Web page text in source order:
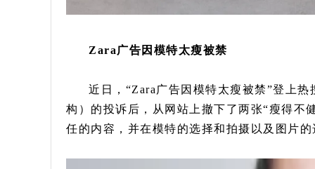
Zara广告因模特太瘦被禁
近日，“Zara广告因模特太瘦被禁”登上
构）的投诉后，从网站上撤下了两张“瘦得不
任的内容，并在模特的选择和拍摄以及图片